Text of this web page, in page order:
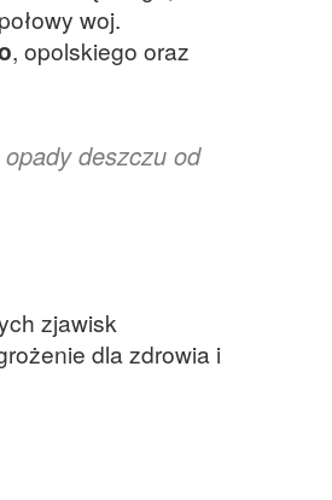
woj.
, opolskiego oraz
deszczu od
zjawisk
dla zdrowia i